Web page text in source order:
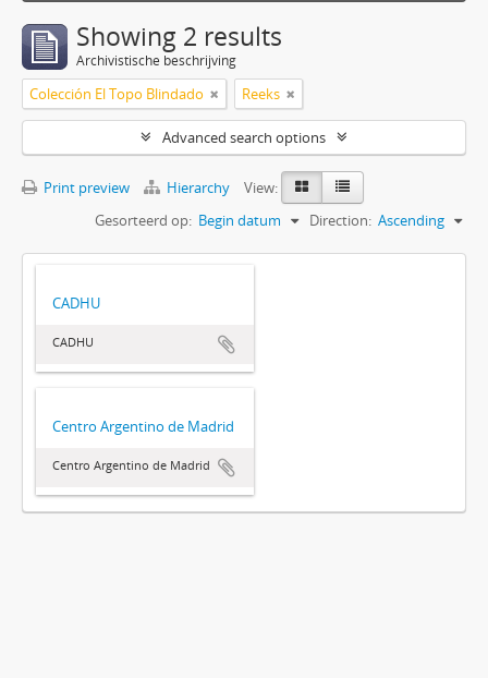
Showing 2 results
Archivistische beschrijving
Colección El Topo Blindado Reeks
Advanced search options
Print preview Hierarchy
View:
Gesorteerd op: Begin datum Direction: Ascending
CADHU
CADHU
Centro Argentino de Madrid
Centro Argentino de Madrid